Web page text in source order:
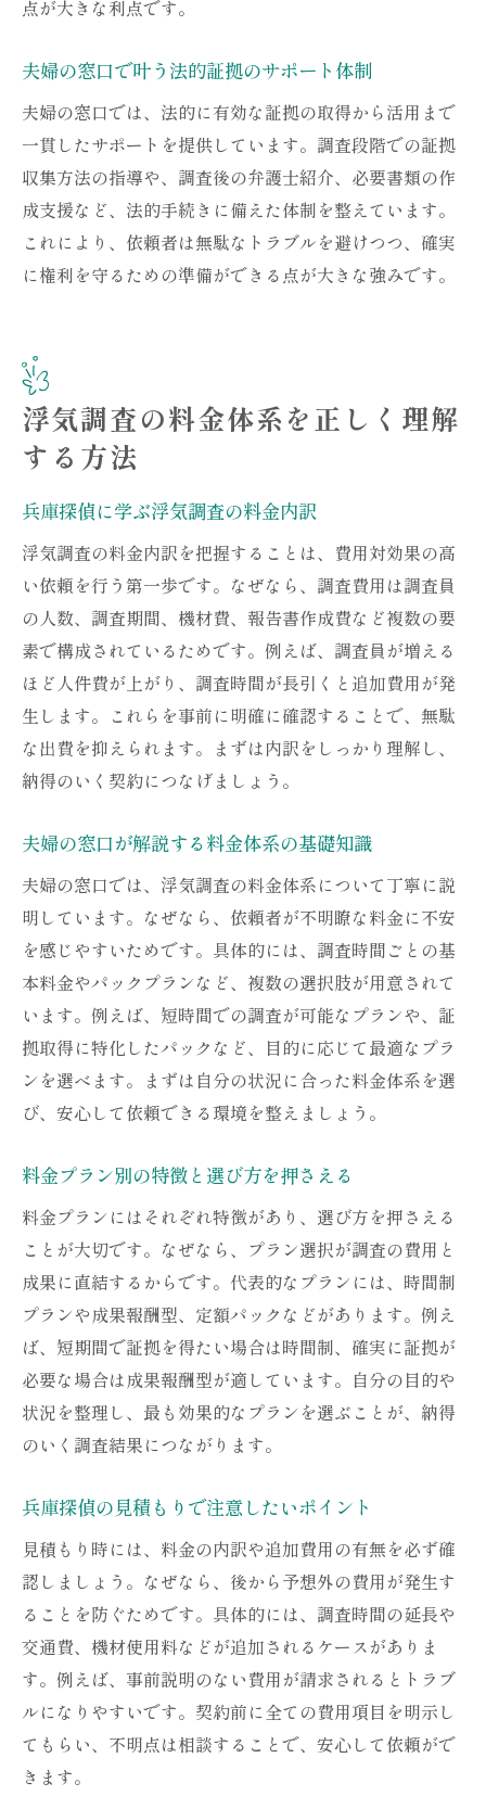
点が大きな利点です。
夫婦の窓口で叶う法的証拠のサポート体制
夫婦の窓口では、法的に有効な証拠の取得から活用まで
一貫したサポートを提供しています。調査段階での証拠
収集方法の指導や、調査後の弁護士紹介、必要書類の作
成支援など、法的手続きに備えた体制を整えています。
これにより、依頼者は無駄なトラブルを避けつつ、確実
に権利を守るための準備ができる点が大きな強みです。
浮気調査の料金体系を正しく理解
する方法
兵庫探偵に学ぶ浮気調査の料金内訳
浮気調査の料金内訳を把握することは、費用対効果の高
い依頼を行う第一歩です。なぜなら、調査費用は調査員
の人数、調査期間、機材費、報告書作成費など複数の要
素で構成されているためです。例えば、調査員が増える
ほど人件費が上がり、調査時間が長引くと追加費用が発
生します。これらを事前に明確に確認することで、無駄
な出費を抑えられます。まずは内訳をしっかり理解し、
納得のいく契約につなげましょう。
夫婦の窓口が解説する料金体系の基礎知識
夫婦の窓口では、浮気調査の料金体系について丁寧に説
明しています。なぜなら、依頼者が不明瞭な料金に不安
を感じやすいためです。具体的には、調査時間ごとの基
本料金やパックプランなど、複数の選択肢が用意されて
います。例えば、短時間での調査が可能なプランや、証
拠取得に特化したパックなど、目的に応じて最適なプラ
ンを選べます。まずは自分の状況に合った料金体系を選
び、安心して依頼できる環境を整えましょう。
料金プラン別の特徴と選び方を押さえる
料金プランにはそれぞれ特徴があり、選び方を押さえる
ことが大切です。なぜなら、プラン選択が調査の費用と
成果に直結するからです。代表的なプランには、時間制
プランや成果報酬型、定額パックなどがあります。例え
ば、短期間で証拠を得たい場合は時間制、確実に証拠が
必要な場合は成果報酬型が適しています。自分の目的や
状況を整理し、最も効果的なプランを選ぶことが、納得
のいく調査結果につながります。
兵庫探偵の見積もりで注意したいポイント
見積もり時には、料金の内訳や追加費用の有無を必ず確
認しましょう。なぜなら、後から予想外の費用が発生す
ることを防ぐためです。具体的には、調査時間の延長や
交通費、機材使用料などが追加されるケースがありま
す。例えば、事前説明のない費用が請求されるとトラブ
ルになりやすいです。契約前に全ての費用項目を明示し
てもらい、不明点は相談することで、安心して依頼がで
きます。